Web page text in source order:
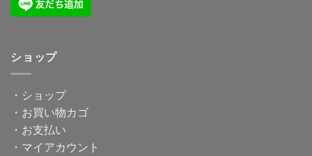
ショップ
・ ショップ
・ お買い物カゴ
・ お支払い
・ マイアカウント